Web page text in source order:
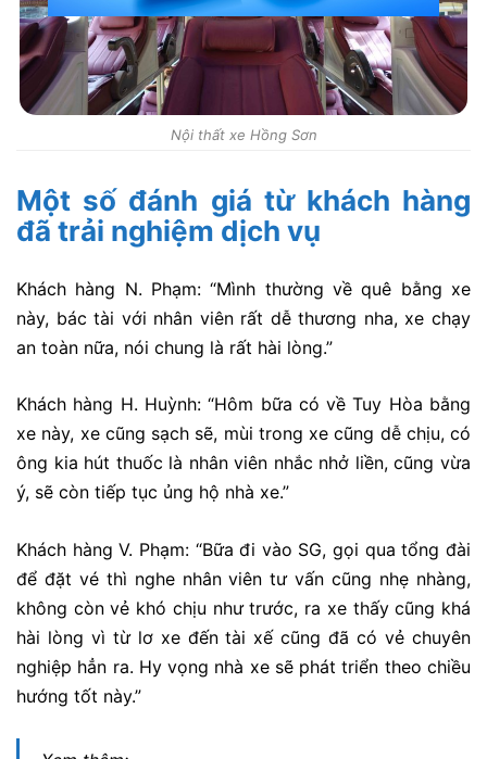
Nội thất xe Hồng Sơn
Một số đánh giá từ khách hàng
đã trải nghiệm dịch vụ
Khách hàng N. Phạm: “Mình thường về quê bằng xe
này, bác tài với nhân viên rất dễ thương nha, xe chạy
an toàn nữa, nói chung là rất hài lòng.”
Khách hàng H. Huỳnh: “Hôm bữa có về Tuy Hòa bằng
xe này, xe cũng sạch sẽ, mùi trong xe cũng dễ chịu, có
ông kia hút thuốc là nhân viên nhắc nhở liền, cũng vừa
ý, sẽ còn tiếp tục ủng hộ nhà xe.”
Khách hàng V. Phạm: “Bữa đi vào SG, gọi qua tổng đài
để đặt vé thì nghe nhân viên tư vấn cũng nhẹ nhàng,
không còn vẻ khó chịu như trước, ra xe thấy cũng khá
hài lòng vì từ lơ xe đến tài xế cũng đã có vẻ chuyên
nghiệp hẳn ra. Hy vọng nhà xe sẽ phát triển theo chiều
hướng tốt này.”